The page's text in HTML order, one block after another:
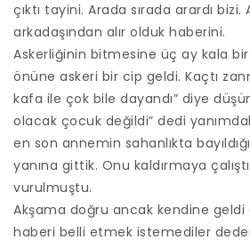
çıktı tayini. Arada sırada arardı bizi.
arkadaşından alır olduk haberini.
Askerliğinin bitmesine üç ay kala
önüne askeri bir cip geldi. Kaçtı
kafa ile çok bile dayandı” diye
olacak çocuk değildi” dedi
en son annemin sahanlıkta
yanına gittik. Onu kaldırmaya
vurulmuştu.
Akşama doğru ancak kendine
haberi belli etmek istemediler